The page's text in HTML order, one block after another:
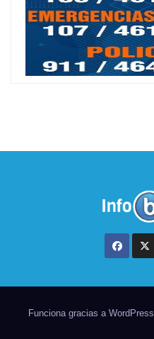
Funciona gracias a WordPress